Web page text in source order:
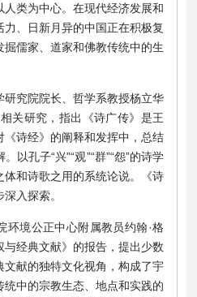
类为中心。在现代经济发展和
、日新月异的中国正在积极复
儒家、道家和佛教传统中的生
研究院院长、哲学系教授杨立华
关研究，指出《诗广传》是王
《诗经》的阐释和发挥中，总结
以孔子“兴”“观”“群”“怨”的诗学
和诗歌之用的系统论说。《诗
入探索。
环境公正中心附属教员约翰·格
经典文献》的报告，提出少数
文献的独特文化视角，构成了宇
中的宗教生态、地点和实践的